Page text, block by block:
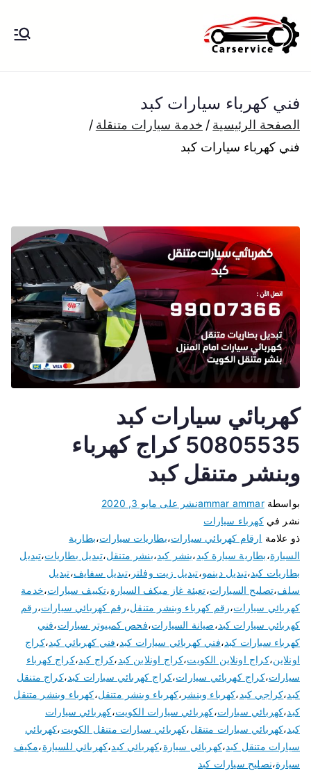
إلى
المحتوى
الكويت
بنشر متنقل الكويت كهرباء وبنشر تبديل
بارخص الاسعار
فني كهرباء سيارات كبد
الصفحة الرئيسية
خدمة سيارات متنقلة
فني كهرباء سيارات كبد
كهربائي سيارات كبد
50805535 كراج كهرباء
وبنشر متنقل كبد
بواسطةammar ammarنشر على مايو 3, 2020
نشر فيكهرباء سيارات
ذو علامة ارقام كهربائي سيارات،بطاريات سيارات،بطارية
السيارة،بطارية سيارة كبد،بنشر كبد،بنشر متنقل،تبديل بطاريات،تبديل
بطاريات كبد،تبديل دينمو،تبديل زيت وفلتر ،تبديل سفايف،تبديل
سلف،تصليح السيارات،تعبئة غاز ميكف السيارة،تكييف سيارات،خدمة
كهربائي سيارات،رقم كهرباء وبنشر متنقل،رقم كهربائي سيارات،رقم
كهربائي سيارات كبد،صيانة السيارات،فحص كمبيوتر سيارات،فني
كهرباء سيارات كبد،فني كهربائي سيارات كبد،فني كهربائي كبد،كراج
اونلاين،كراج اونلاين الكويت،كراج اونلاين كبد،كراج كبد،كراج كهرباء
سيارات،كراج كهربائي سيارات،كراج كهربائي سيارات كبد،كراج متنقل
كبد،كراجي كبد،كهرباء وبنشر ،كهرباء وبنشر متنقل،كهرباء وبنشر متنقل
كبد،كهربائي سيارات،كهربائي سيارات الكويت،كهربائي سيارات
كبد،كهربائي سيارات متنقل،كهربائي سيارات متنقل الكويت،كهربائي
سيارات متنقل كبد،كهربائي سيارة،كهربائي كبد،كهربائي للسيارة،مكيف
سيارة،نصليح سيارات كبد